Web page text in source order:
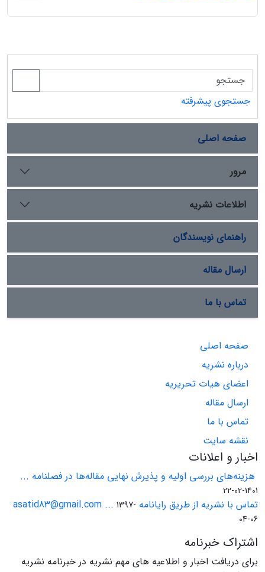
جستجوی پیشرفته
صفحه اصلی
مرور
اطلاعات نشریه
راهنمای نویسندگان
ارسال مقاله
تماس با ما
صفحه اصلی
درباره نشریه
اعضای هیات تحریریه
ارسال مقاله
تماس با ما
نقشه سایت
اخبار و اعلانات
هزینه‌های بررسی اولیه و پذیرش نهایی مقاله‌ها در فصلنامه ...
1401-02-22
تماس با نشریه از طریق رایانامه asatid83@gmail.com ... 1397-
04-06
اشتراک خبرنامه
برای دریافت اخبار و اطلاعیه های مهم نشریه در خبرنامه نشریه